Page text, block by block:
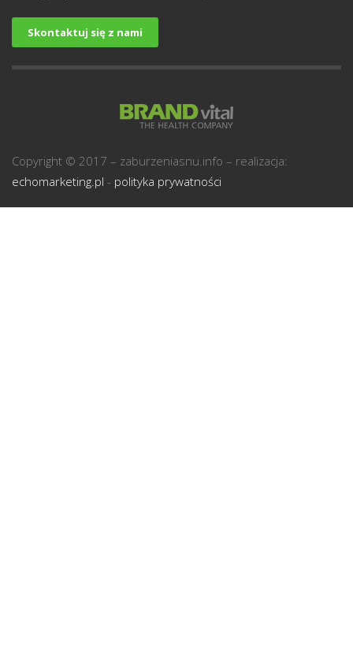
Skontaktuj się z nami
Copyright © 2017 – zaburzeniasnu.info – realizacja:
echomarketing.pl - polityka prywatności